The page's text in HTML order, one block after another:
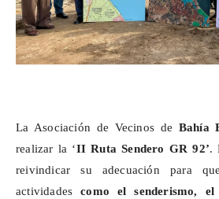
La Asociación de Vecinos de Bahía
realizar la ‘II Ruta Sendero GR 92’.
reivindicar su adecuación para
actividadescomo el senderismo,